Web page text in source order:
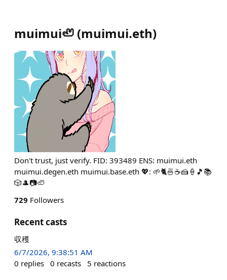
muimui🦥 (muimui.eth)
Don't trust, just verify. FID: 393489 ENS: muimui.eth
muimui.degen.eth muimui.base.eth 💖: 🌱🐈🍜☕🍰🍦🎵📚
🎲🎩📷️🦥
729 Followers
Recent casts
収穫
6/7/2026, 9:38:51 AM
0 replies 0 recasts 5 reactions